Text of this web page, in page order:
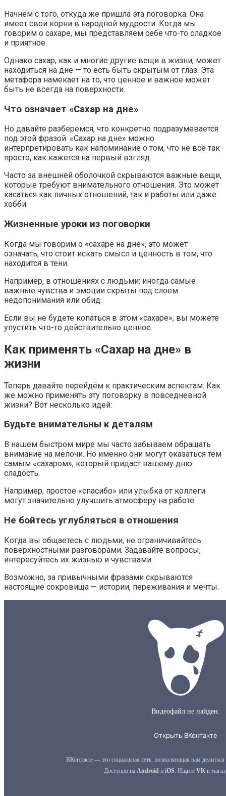
Начнём с того, откуда же пришла эта поговорка. Она
имеет свои корни в народной мудрости. Когда мы
говорим о сахаре, мы представляем себе что-то сладкое
и приятное.
Однако сахар, как и многие другие вещи в жизни, может
находиться на дне — то есть быть скрытым от глаз. Эта
метафора намекает на то, что ценное и важное может
быть не всегда на поверхности.
Что означает «Сахар на дне»
Но давайте разберёмся, что конкретно подразумевается
под этой фразой. «Сахар на дне» можно
интерпретировать как напоминание о том, что не всё так
просто, как кажется на первый взгляд.
Часто за внешней оболочкой скрываются важные вещи,
которые требуют внимательного отношения. Это может
касаться как личных отношений, так и работы или даже
хобби.
Жизненные уроки из поговорки
Когда мы говорим о «сахаре на дне», это может
означать, что стоит искать смысл и ценность в том, что
находится в тени.
Например, в отношениях с людьми: иногда самые
важные чувства и эмоции скрыты под слоем
недопонимания или обид.
Если вы не будете копаться в этом «сахаре», вы можете
упустить что-то действительно ценное.
Как применять «Сахар на дне» в
жизни
Теперь давайте перейдём к практическим аспектам. Как
же можно применять эту поговорку в повседневной
жизни? Вот несколько идей:
Будьте внимательны к деталям
В нашем быстром мире мы часто забываем обращать
внимание на мелочи. Но именно они могут оказаться тем
самым «сахаром», который придаст вашему дню
сладость.
Например, простое «спасибо» или улыбка от коллеги
могут значительно улучшить атмосферу на работе.
Не бойтесь углубляться в отношения
Когда вы общаетесь с людьми, не ограничивайтесь
поверхностными разговорами. Задавайте вопросы,
интересуйтесь их жизнью и чувствами.
Возможно, за привычными фразами скрываются
настоящие сокровища — истории, переживания и мечты.